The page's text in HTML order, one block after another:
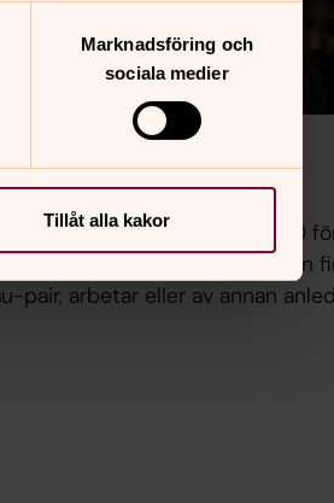
Marknadsföring och
sociala medier
Tillåt alla kakor
i utlandet
i utlandet med närmare 30
mobila präster. Svenska kyrkan
pair, arbetar eller av annan